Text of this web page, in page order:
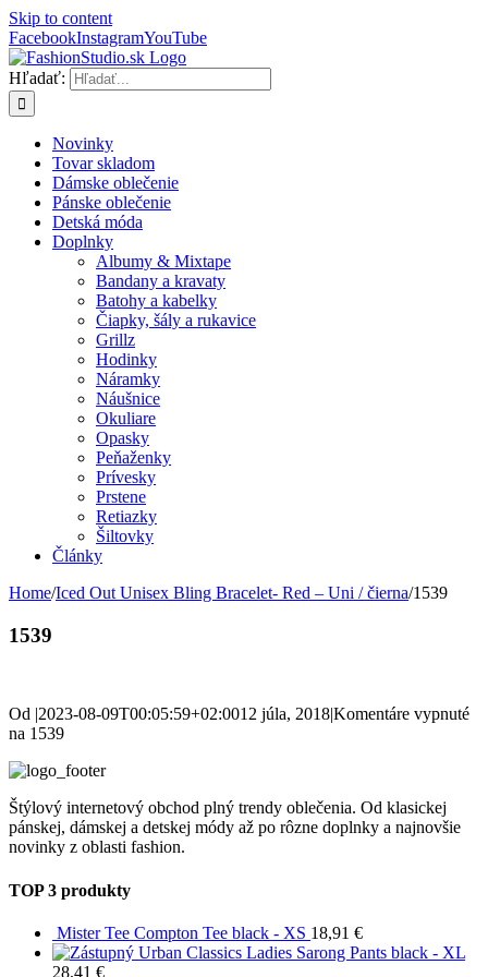
Skip to content
FacebookInstagramYouTube
Hľadať:
Novinky
Tovar skladom
Dámske oblečenie
Pánske oblečenie
Detská móda
Doplnky
Albumy & Mixtape
Bandany a kravaty
Batohy a kabelky
Čiapky, šály a rukavice
Grillz
Hodinky
Náramky
Náušnice
Okuliare
Opasky
Peňaženky
Prívesky
Prstene
Retiazky
Šiltovky
Články
Home/Iced Out Unisex Bling Bracelet- Red – Uni / čierna/1539
1539
Od |2023-08-09T00:05:59+02:0012 júla, 2018|Komentáre vypnuté
na 1539
Štýlový internetový obchod plný trendy oblečenia. Od klasickej
pánskej, dámskej a detskej módy až po rôzne doplnky a najnovšie
novinky z oblasti fashion.
TOP 3 produkty
Mister Tee Compton Tee black - XS 18,91 €
Urban Classics Ladies Sarong Pants black - XL
28,41 €